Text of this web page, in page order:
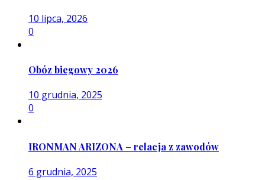
10 lipca, 2026
0
Obóz biegowy 2026
10 grudnia, 2025
0
IRONMAN ARIZONA – relacja z zawodów
6 grudnia, 2025